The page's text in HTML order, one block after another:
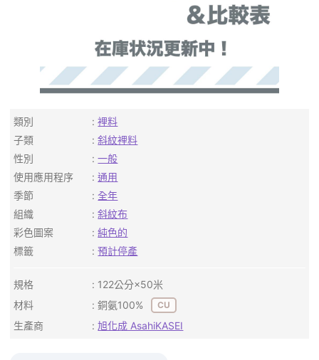
類別
裡料
子類
斜紋裡料
性別
一般
使用應用程序
通用
季節
全年
組織
斜紋布
彩色圖案
純色的
標籤
預計停產
規格
122公分×50米
材料
銅氨100% CU
生產商 旭化成 AsahiKASEI